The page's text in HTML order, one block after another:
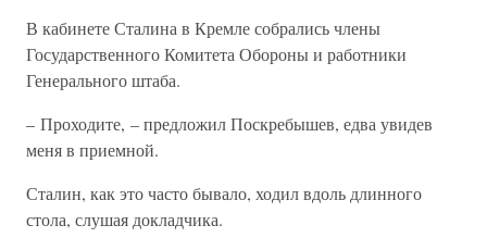
В кабинете Сталина в Кремле собрались члены
Государственного Комитета Обороны и работники
Генерального штаба.
– Проходите, – предложил Поскребышев, едва увидев
меня в приемной.
Сталин, как это часто бывало, ходил вдоль длинного
стола, слушая докладчика.